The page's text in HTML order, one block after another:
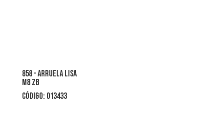
858 – arruela lisa
m8 zb
CÓDIGO: 013433